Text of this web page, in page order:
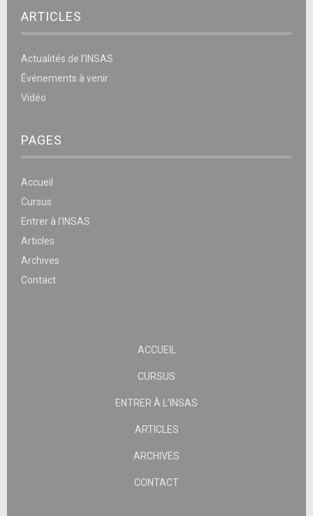
ARTICLES
Actualités de l’INSAS
Événements à venir
Vidéo
PAGES
Accueil
Cursus
Entrer à l’INSAS
Articles
Archives
Contact
ACCUEIL
CURSUS
ENTRER À L’INSAS
ARTICLES
ARCHIVES
CONTACT